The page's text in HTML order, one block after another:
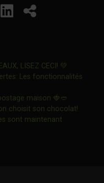
dans
s'ouvrira
lien s'ouvrira
LinkedIn
Ce lien
Partager
LISEZ CECI! 💚
Les fonctionnalités
dans une nouvelle
maison 🍓🥙
choisit son chocolat!Ce lien
sont maintenant
dans une nouvelle fenêtre"
dans une nouvelle